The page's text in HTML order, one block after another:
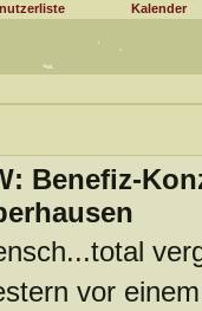
Kalender
Benefiz-
vor